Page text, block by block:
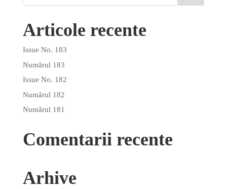
Articole recente
Issue No. 183
Numărul 183
Issue No. 182
Numărul 182
Numărul 181
Comentarii recente
Arhive